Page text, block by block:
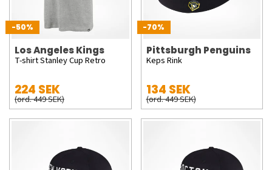
-50%
Los Angeles Kings
T-shirt Stanley Cup Retro
224 SEK
(ord. 449 SEK)
-70%
Pittsburgh Penguins
Keps Rink
134 SEK
(ord. 449 SEK)